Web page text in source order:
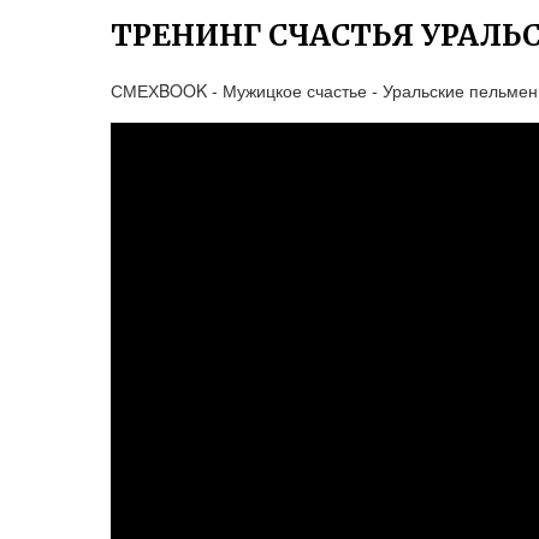
ТРЕНИНГ СЧАСТЬЯ
СМЕХBOOK - Мужицкое счастье - Уральские